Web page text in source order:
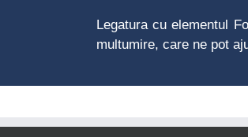
Legatura cu elementul
multumire, care ne pot